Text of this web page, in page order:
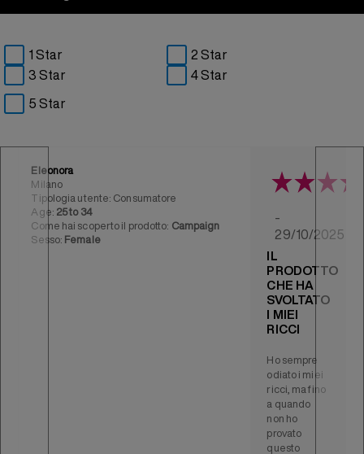
1 Star
2 Star
3 Star
4 Star
5 Star
Eleonora
Milano
Tipologia utente: Consumatore
Age: 25 to 34
Come hai scoperto il prodotto: Campaign
Sesso: Female
-
29/10/2025
IL
PRODOTTO
CHE HA
SVOLTATO
I MIEI
RICCI
Ho sempre
odiato i miei
ricci, ma fino
a quando
non ho
provato
questo